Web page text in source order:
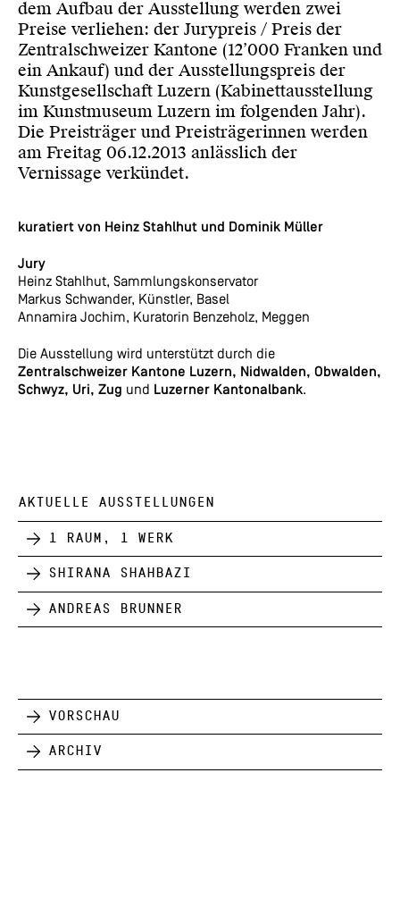
dem Auf­bau der Ausstellung werden zwei
Preise verliehen: der Jurypreis / Preis der
Zentralschweizer Kantone (12’000 Franken und
ein Ankauf) und der Ausstellungspreis der
Kunstgesellschaft Lu­zern (Kabinettausstellung
im Kunstmuseum Luzern im folgenden Jahr).
Die Preisträger und Preis­trägerinnen werden
am Freitag 06.12.2013 anlässlich der
Vernissage verkündet.
kuratiert von Heinz Stahlhut und Dominik Müller
Jury
Heinz Stahlhut, Sammlungskonservator
Markus Schwander, Künstler, Basel
Annamira Jochim, Kuratorin Benzeholz, Meggen
Die Ausstellung wird unterstützt durch die
Zentralschweizer Kantone Luzern, Nidwalden, Obwalden,
Schwyz, Uri, Zug und Luzerner Kantonalbank.
AKTUELLE AUSSTELLUNGEN
1 Raum, 1 Werk
Shirana Shahbazi
Andreas Brunner
Vorschau
Archiv